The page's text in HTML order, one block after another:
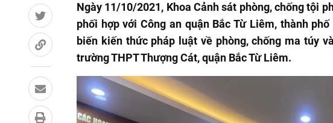
Ngày 11/10/2021, Khoa Cảnh sát phòng, chống tội
phối hợp với Công an quận Bắc Từ Liêm, thành
biến kiến thức pháp luật về phòng, chống ma túy
trường THPT Thượng Cát, quận Bắc Từ Liêm.